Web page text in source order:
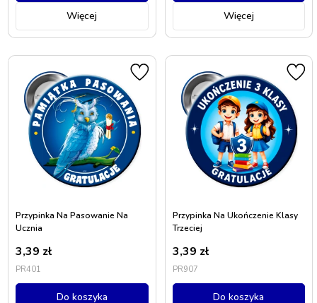
Więcej Więcej
Przypinka Na Pasowanie Na
Ucznia
3,39 zł
PR401
Do koszyka
Przypinka Na Ukończenie Klasy
Trzeciej
3,39 zł
PR907
Do koszyka